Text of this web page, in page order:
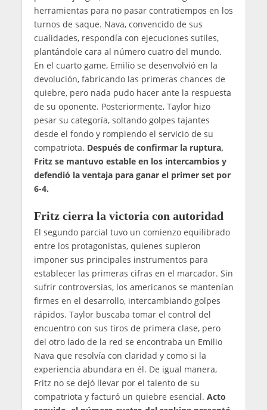
herramientas para no pasar contratiempos en los
turnos de saque. Nava, convencido de sus
cualidades, respondía con ejecuciones sutiles,
plantándole cara al número cuatro del mundo.
En el cuarto game, Emilio se desenvolvió en la
devolución, fabricando las primeras chances de
quiebre, pero nada pudo hacer ante la respuesta
de su oponente. Posteriormente, Taylor hizo
pesar su categoría, soltando golpes tajantes
desde el fondo y rompiendo el servicio de su
compatriota. Después de confirmar la ruptura,
Fritz se mantuvo estable en los intercambios y
defendió la ventaja para ganar el primer set por
6-4.
Fritz cierra la victoria con autoridad
El segundo parcial tuvo un comienzo equilibrado
entre los protagonistas, quienes supieron
imponer sus principales instrumentos para
establecer las primeras cifras en el marcador. Sin
sufrir controversias, los americanos se mantenían
firmes en el desarrollo, intercambiando golpes
rápidos. Taylor buscaba tomar el control del
encuentro con sus tiros de primera clase, pero
del otro lado de la red se encontraba un Emilio
Nava que resolvía con claridad y como si la
experiencia abundara en él. De igual manera,
Fritz no se dejó llevar por el talento de su
compatriota y facturó un quiebre esencial. Acto